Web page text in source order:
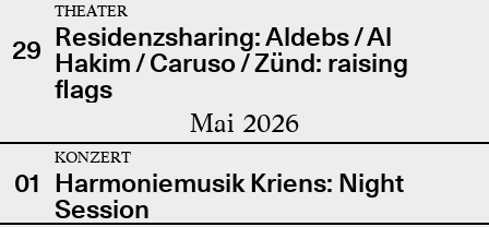
29
THEATER
Residenzsharing: Aldebs / Al
Hakim / Caruso / Zünd: raising
flags
Mai 2026
01
KONZERT
Harmoniemusik Kriens: Night
Session